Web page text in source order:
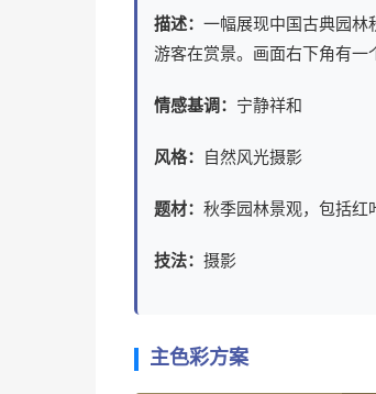
描述： 一幅展现中国古典园林
游客在赏景。画面右下角有一
情感基调： 宁静祥和
风格： 自然风光摄影
题材： 秋季园林景观，包括红
技法： 摄影
主色彩方案